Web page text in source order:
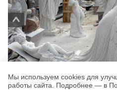
Мы используем cookies для
работы сайта. Подробнее — в